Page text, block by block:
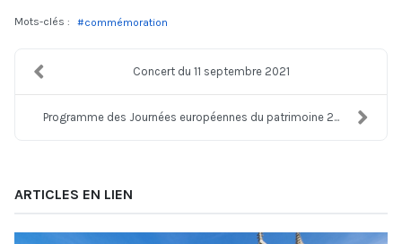
Mots-clés : commémoration
Concert du 11 septembre 2021
Programme des Journées européennes du patrimoine 2...
ARTICLES EN LIEN